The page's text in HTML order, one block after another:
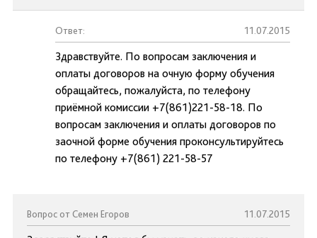
Ответ: 11.07.2015
Здравствуйте. По вопросам заключения и
оплаты договоров на очную форму обучения
обращайтесь, пожалуйста, по телефону
приёмной комиссии +7(861)221-58-18. По
вопросам заключения и оплаты договоров по
заочной форме обучения проконсультируйтесь
по телефону +7(861) 221-58-57
Вопрос от Семен Егоров 11.07.2015